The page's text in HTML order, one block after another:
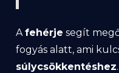
A fehérje segít
fogyás alatt, ami
súlycsökkentéshez